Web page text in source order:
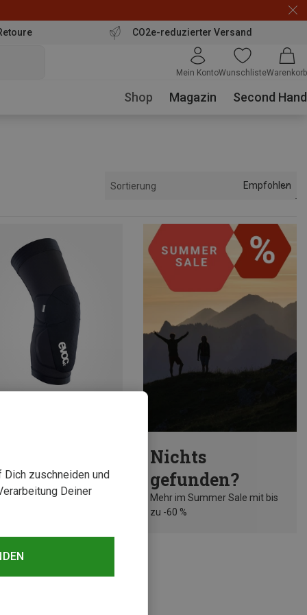
CO2e-reduzierter Versand
Mein KontoWunschlisteWarenkorb
Shop Magazin Second Hand
Sortierung Empfohlen
Nichts
gefunden?
Mehr im Summer Sale mit bis
zu -60 %
zuschneiden und
Deiner